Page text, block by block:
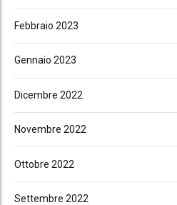
Febbraio 2023
Gennaio 2023
Dicembre 2022
Novembre 2022
Ottobre 2022
Settembre 2022